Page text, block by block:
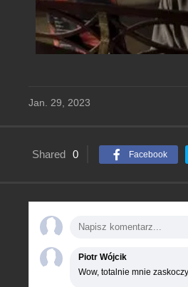
Jan. 29, 2023
Shared 0 Facebook
Piotr Wójcik
Wow, totalnie mnie